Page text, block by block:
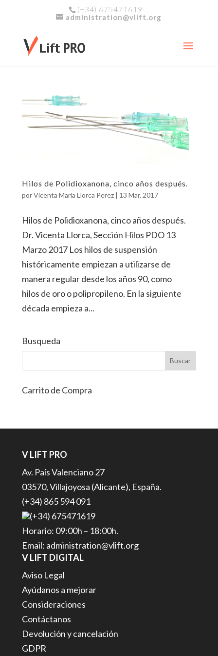
(+34) 675471619
administration@vlift.org
Hilos de Polidioxanona, cinco años después.
porVicenta Maria Llorca Perez| 13 Mar, 2017
Hilos de Polidioxanona, cinco años después.
Dr. Vicenta Llorca, Sección Hilos PDO 13
Marzo 2017 Los hilos de suspensión
históricamente empiezan a utilizarse de
manera regular desde los años 90, como
hilos de oro o polipropileno. En la siguiente
década empieza a...
Busqueda
Carrito de Compra
V LIFT PRO
Av. País Valenciano 27
03570, Villajoyosa (Alicante), España.
(+34) 865 594 091
(+34) 675471619
Horario: 09:00h – 18:00h.
Email: administration@vlift.org
V LIFT DIGITAL
Aviso Legal
Ayúdanos a mejorar
Consideraciones
Contáctanos
Devolución y cancelación
GDPR